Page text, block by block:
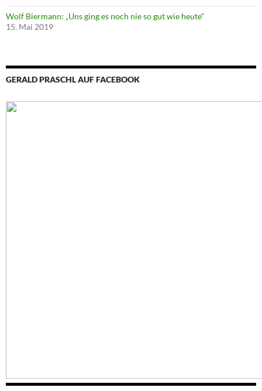
Wolf Biermann: „Uns ging es noch nie so gut wie heute“
15. Mai 2019
GERALD PRASCHL AUF FACEBOOK